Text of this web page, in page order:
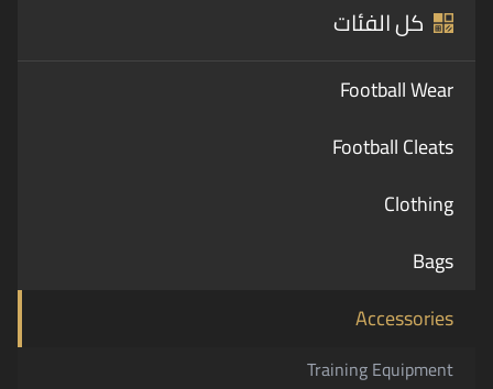
كل الفئات
Football Wear
Football Cleats
Clothing
Bags
Accessories
Training Equipment